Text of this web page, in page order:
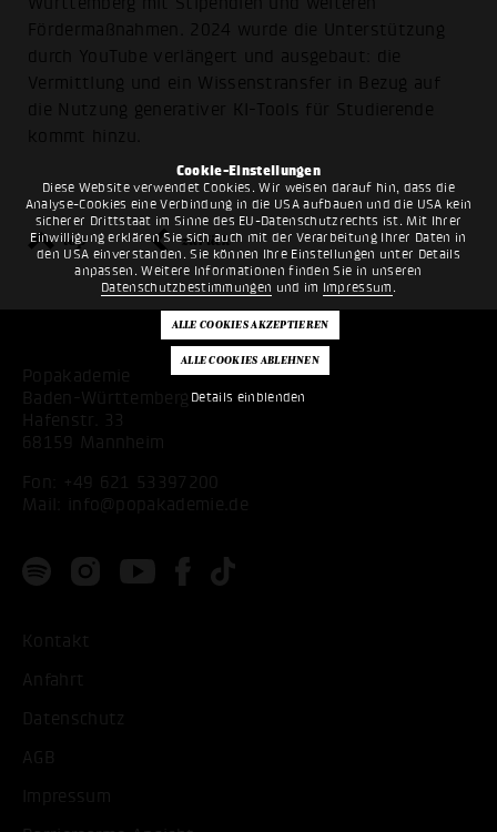
Cookie-Einstellungen
Diese Website verwendet Cookies. Wir weisen darauf hin, dass die
Analyse-Cookies eine Verbindung in die USA aufbauen und die USA kein
sicherer Drittstaat im Sinne des EU-Datenschutzrechts ist. Mit Ihrer
Einwilligung erklären Sie sich auch mit der Verarbeitung Ihrer Daten in
den USA einverstanden. Sie können Ihre Einstellungen unter Details
anpassen. Weitere Informationen finden Sie in unseren
Datenschutzbestimmungen und im Impressum .
Details einblenden
Fördermaßnahmen. 2024 wurde die Unterstützung
durch YouTube verlängert und ausgebaut: die
Vermittlung und ein Wissenstransfer in Bezug auf
die Nutzung generativer KI-Tools für Studierende
kommt hinzu.
top zurück
Popakademie
Baden-Württemberg
Hafenstr. 33
68159 Mannheim
Fon:
+49 621 53397200
Mail:
info@popakademie.de
Kontakt
Anfahrt
Datenschutz
AGB
Impressum